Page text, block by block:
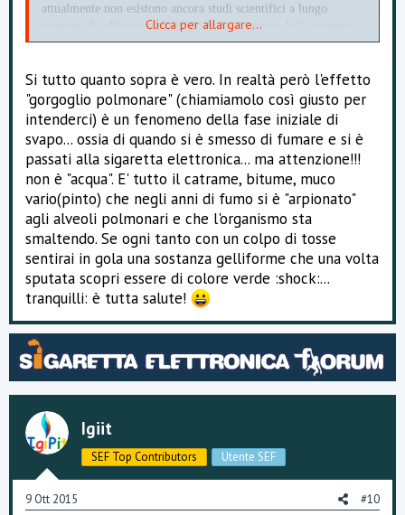
attualmente non esistono ancora studi scientifici a lungo
termine che abbiano stabilito la reale sicurezza della sigaretta
elettronica. Per esempio, per quanto riguarda gli aromi, si sa
ingeriti con i cibi, ma non se ne conoscono gli effetti se inalati
e le eventuali conseguenze dannose che possono arrecare al
sistema respiratorio.
Fonte:
Accedio Registratiper vedere questo
contenuto.
(
Accedi Registrati
per vedere questo
contenuto.
)
Clicca per allargare...
Si tutto quanto sopra è vero. In realtà però l'effetto
"gorgoglio polmonare" (chiamiamolo così giusto per
intenderci) è un fenomeno della fase iniziale di
svapo... ossia di quando si è smesso di fumare e si è
passati alla sigaretta elettronica... ma attenzione!!!
non è "acqua". E' tutto il catrame, bitume, muco
vario(pinto) che negli anni di fumo si è "arpionato"
agli alveoli polmonari e che l'organismo sta
smaltendo. Se ogni tanto con un colpo di tosse
sentirai in gola una sostanza gelliforme che una volta
sputata scopri essere di colore verde :shock:...
tranquilli: è tutta salute!
Igiit
SEF Top Contributors Utente SEF
9 Ott 2015 #10